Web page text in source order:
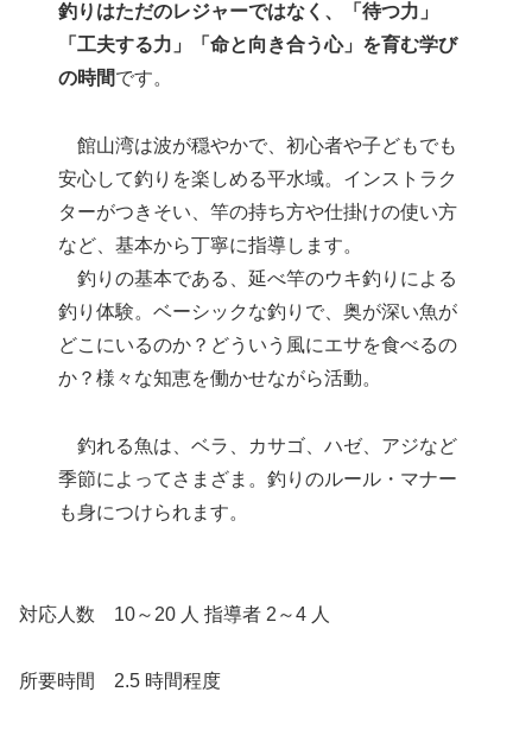
釣りはただのレジャーではなく、「待つ力」
「工夫する力」「命と向き合う心」を育む学び
の時間です。
館山湾は波が穏やかで、初心者や子どもでも
安心して釣りを楽しめる平水域。インストラク
ターがつきそい、竿の持ち方や仕掛けの使い方
など、基本から丁寧に指導します。
釣りの基本である、延べ竿のウキ釣りによる
釣り体験。ベーシックな釣りで、奥が深い魚が
どこにいるのか？どういう風にエサを食べるの
か？様々な知恵を働かせながら活動。
釣れる魚は、ベラ、カサゴ、ハゼ、アジなど
季節によってさまざま。釣りのルール・マナー
も身につけられます。
対応人数 10～20 人 指導者 2～4 人
所要時間 2.5 時間程度